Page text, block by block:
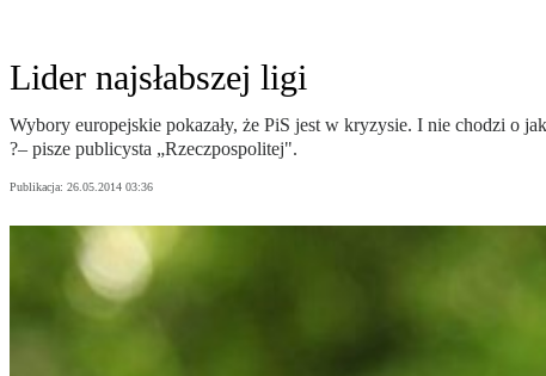
Lider najsłabszej ligi
Wybory europejskie pokazały, że PiS jest w kryzysie. I nie chodzi o
?– pisze publicysta „Rzeczpospolitej".
Publikacja: 26.05.2014 03:36